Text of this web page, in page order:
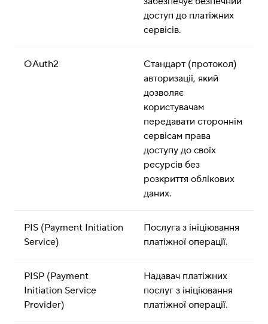
доступ до платіжних
сервісів.
OAuth2
Стандарт (протокол)
авторизації, який
дозволяє
користувачам
передавати стороннім
сервісам права
доступу до своїх
ресурсів без
розкриття облікових
даних.
PIS (Payment Initiation
Service)
Послуга з ініціювання
платіжної операції.
PISP (Payment
Initiation Service
Provider)
Надавач платіжних
послуг з ініціювання
платіжної операції.